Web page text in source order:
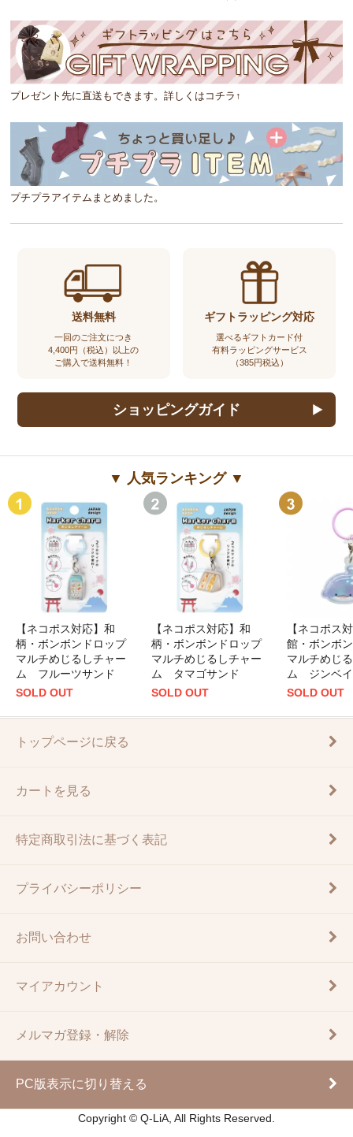
プレゼント先に直送もできます。詳しくはコチラ↑
プチプラアイテムまとめました。
送料無料
一回のご注文につき
4,400円（税込）以上の
ご購入で送料無料！
ギフトラッピング対応
選べるギフトカード付
有料ラッピングサービス
（385円税込）
ショッピングガイド
▼ 人気ランキング ▼
【ネコポス対応】和
柄・ボンボンドロップ
マルチめじるしチャー
ム フルーツサンド
SOLD OUT
【ネコポス対応】和
柄・ボンボンドロップ
マルチめじるしチャー
ム タマゴサンド
SOLD OUT
【ネコポス
館・ボンボ
マルチめじ
ム ジンベ
SOLD OUT
トップページに戻る
カートを見る
特定商取引法に基づく表記
プライバシーポリシー
お問い合わせ
マイアカウント
メルマガ登録・解除
PC版表示に切り替える
Copyright © Q-LiA, All Rights Reserved.